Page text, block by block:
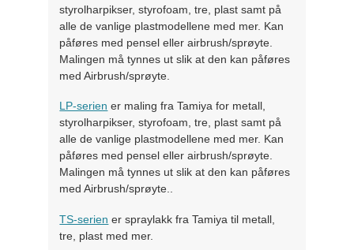
styrolharpikser, styrofoam, tre, plast samt på
alle de vanlige plastmodellene med mer. Kan
påføres med pensel eller airbrush/sprøyte.
Malingen må tynnes ut slik at den kan påføres
med Airbrush/sprøyte.
LP-serien er maling fra Tamiya for metall,
styrolharpikser, styrofoam, tre, plast samt på
alle de vanlige plastmodellene med mer. Kan
påføres med pensel eller airbrush/sprøyte.
Malingen må tynnes ut slik at den kan påføres
med Airbrush/sprøyte..
TS-serien er spraylakk fra Tamiya til metall,
tre, plast med mer.